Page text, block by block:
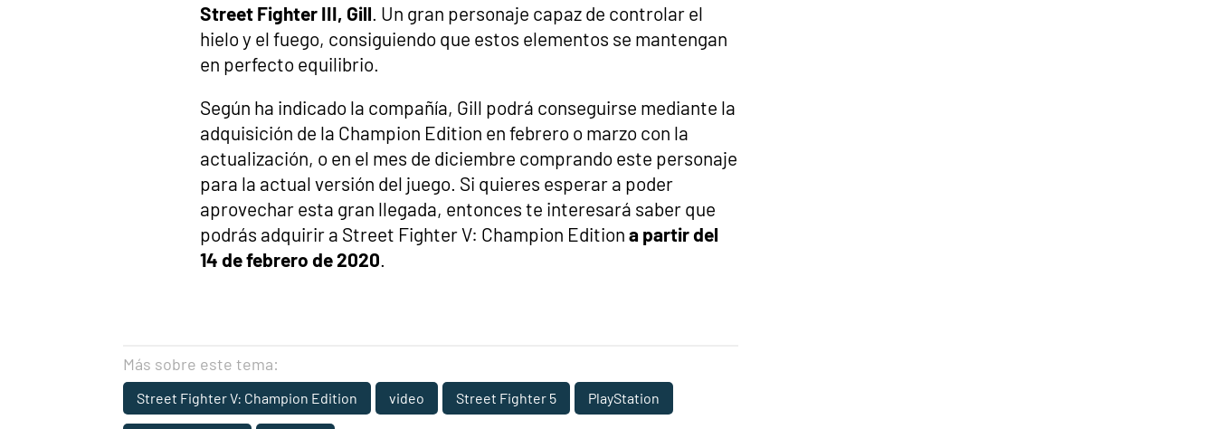
Street Fighter III, Gill . Un gran personaje capaz de controlar el
hielo y el fuego, consiguiendo que estos elementos se mantengan
en perfecto equilibrio.
Según ha indicado la compañía, Gill podrá conseguirse mediante la
adquisición de la Champion Edition en febrero o marzo con la
actualización, o en el mes de diciembre comprando este personaje
para la actual versión del juego. Si quieres esperar a poder
aprovechar esta gran llegada, entonces te interesará saber que
podrás adquirir a Street Fighter V: Champion Edition a partir del
14 de febrero de 2020
Más sobre este tema:
Street Fighter V: Champion Edition video Street Fighter 5 PlayStation